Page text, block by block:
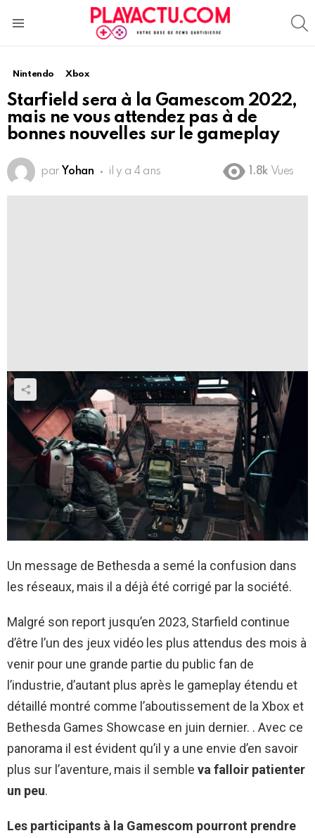
Nintendo Xbox
Starfield sera à la Gamescom 2022,
mais ne vous attendez pas à de
bonnes nouvelles sur le gameplay
par Yohan il y a 4 ans 1.8k Vues
Un message de Bethesda a semé la confusion dans
les réseaux, mais il a déjà été corrigé par la société.
Malgré son report jusqu’en 2023, Starfield continue
d’être l’un des jeux vidéo les plus attendus des mois à
venir pour une grande partie du public fan de
l’industrie, d’autant plus après le gameplay étendu et
détaillé montré comme l’aboutissement de la Xbox et
Bethesda Games Showcase en juin dernier. . Avec ce
panorama il est évident qu’il y a une envie d’en savoir
plus sur l’aventure, mais il semble va falloir patienter
un peu.
Les participants à la Gamescom pourront prendre